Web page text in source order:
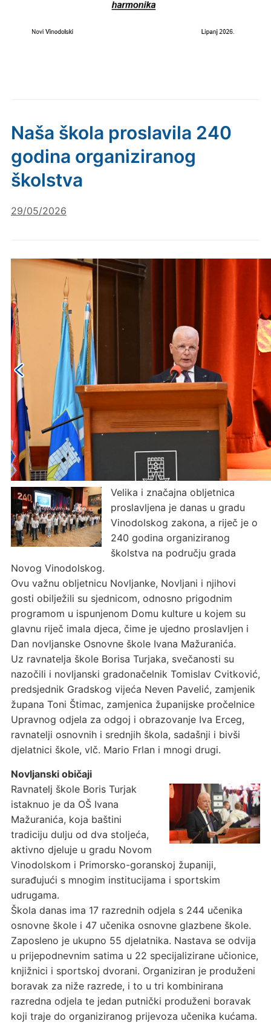
Naša škola proslavila 240
godina organiziranog
školstva
29/05/2026
Velika i značajna obljetnica
proslavljena je danas u gradu
Vinodolskog zakona, a riječ je o
240 godina organiziranog
školstva na području grada
Novog Vinodolskog.
Ovu važnu obljetnicu Novljanke, Novljani i njihovi
gosti obilježili su sjednicom, odnosno prigodnim
programom u ispunjenom Domu kulture u kojem su
glavnu riječ imala djeca, čime je ujedno proslavljen i
Dan novljanske Osnovne škole Ivana Mažuranića.
Uz ravnatelja škole Borisa Turjaka, svečanosti su
nazočili i novljanski gradonačelnik Tomislav Cvitković,
predsjednik Gradskog vijeća Neven Pavelić, zamjenik
župana Toni Štimac, zamjenica županijske pročelnice
Upravnog odjela za odgoj i obrazovanje Iva Erceg,
ravnatelji osnovnih i srednjih škola, sadašnji i bivši
djelatnici škole, vlč. Mario Frlan i mnogi drugi.
Novljanski običaji
Ravnatelj škole Boris Turjak
istaknuo je da OŠ Ivana
Mažuranića, koja baštini
tradiciju dulju od dva stoljeća,
aktivno djeluje u gradu Novom
Vinodolskom i Primorsko-goranskoj županiji,
surađujući s mnogim institucijama i sportskim
udrugama.
Škola danas ima 17 razrednih odjela s 244 učenika
osnovne škole i 47 učenika osnovne glazbene škole.
Zaposleno je ukupno 55 djelatnika. Nastava se odvija
u prijepodnevnim satima u 22 specijalizirane učionice,
knjižnici i sportskoj dvorani. Organiziran je produženi
boravak za niže razrede, i to u tri kombinirana
razredna odjela te jedan putnički produženi boravak
koji traje do organiziranog prijevoza učenika kućama.